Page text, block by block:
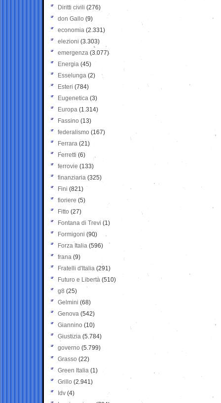
Diritti civili (276)
don Gallo (9)
economia (2.331)
elezioni (3.303)
emergenza (3.077)
Energia (45)
Esselunga (2)
Esteri (784)
Eugenetica (3)
Europa (1.314)
Fassino (13)
federalismo (167)
Ferrara (21)
Ferretti (6)
ferrovie (133)
finanziaria (325)
Fini (821)
fioriere (5)
Fitto (27)
Fontana di Trevi (1)
Formigoni (90)
Forza Italia (596)
frana (9)
Fratelli d'Italia (291)
Futuro e Libertà (510)
g8 (25)
Gelmini (68)
Genova (542)
Giannino (10)
Giustizia (5.784)
governo (5.799)
Grasso (22)
Green Italia (1)
Grillo (2.941)
Idv (4)